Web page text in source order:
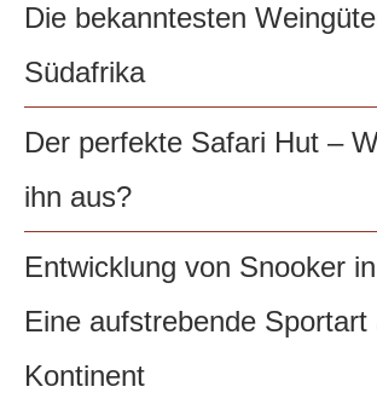
Die bekanntesten
Südafrika
Der perfekte Safari Hut –
ihn aus?
Entwicklung von Snooker
Eine aufstrebende Sportart
Kontinent